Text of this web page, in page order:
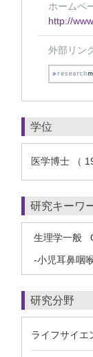
ホームペ
http://
外部リン
学位
医学博士 （
研究キーワ
生理学一般
-小児耳鼻咽
研究分野
ライフサイエ